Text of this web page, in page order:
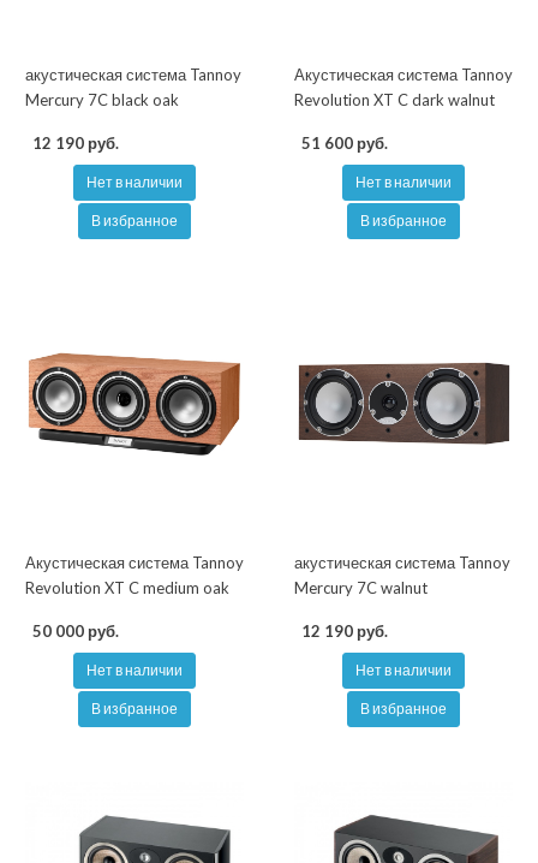
акустическая система Tannoy
Mercury 7C black oak
12 190 руб.
Нет в наличии
В избранное
Акустическая система Tannoy
Revolution XT C dark walnut
51 600 руб.
Нет в наличии
В избранное
Акустическая система Tannoy
Revolution XT C medium oak
50 000 руб.
Нет в наличии
В избранное
акустическая система Tannoy
Mercury 7C walnut
12 190 руб.
Нет в наличии
В избранное